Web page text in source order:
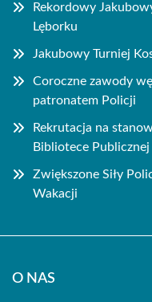
Rekordowy
Lęborku
Jakubowy Turniej
Coroczne zawody
patronatem Policji
Rekrutacja na
Bibliotece
Zwiększone Siły
Wakacji
O NAS